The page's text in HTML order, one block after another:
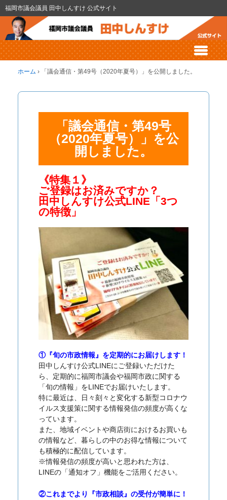
福岡市議会議員 田中しんすけ 公式サイト
ホーム › 「議会通信・第49号（2020年夏号）」を公開しました。
「議会通信・第49号
（2020年夏号）」を公
開しました。
《特集１》
ご登録はお済みですか？
田中しんすけ公式LINE「3つ
の特徴」
①『旬の市政情報』を定期的にお届けします！
田中しんすけ公式LINEにご登録いただけた
ら、定期的に福岡市議会や福岡市政に関する
「旬の情報」をLINEでお届けいたします。
特に最近は、日々刻々と変化する新型コロナウ
イルス支援策に関する情報発信の頻度が高くな
っています。
また、地域イベントや商店街におけるお買いも
の情報など、暮らしの中のお得な情報について
も積極的に配信しています。
※情報発信の頻度が高いと思われた方は、
LINEの「通知オフ」機能をご活用ください。
②これまでより『市政相談』の受付が簡単に！